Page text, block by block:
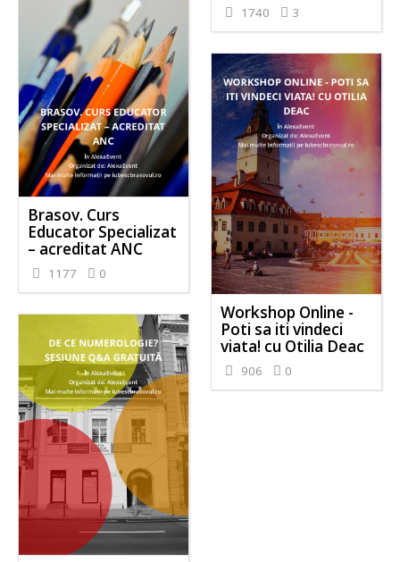
1740 3
Brasov. Curs
Educator Specializat
– acreditat ANC
1177 0
Workshop Online -
Poti sa iti vindeci
viata! cu Otilia Deac
906 0